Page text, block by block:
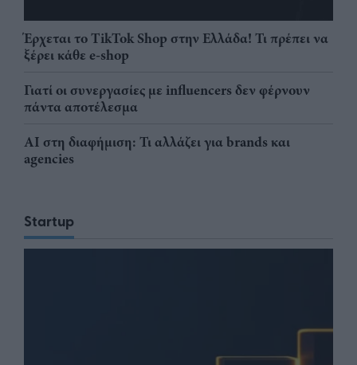
Έρχεται το TikTok Shop στην Ελλάδα! Τι πρέπει να
ξέρει κάθε e-shop
Γιατί οι συνεργασίες με influencers δεν φέρνουν
πάντα αποτέλεσμα
AI στη διαφήμιση: Τι αλλάζει για brands και
agencies
Startup